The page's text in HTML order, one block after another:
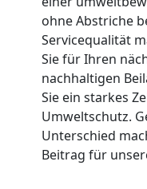
ohne Abstriche
Servicequalität
Sie für Ihren
nachhaltigen
Sie ein starkes
Umweltschutz.
Unterschied
Beitrag für
Leonding
Leonding